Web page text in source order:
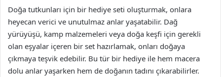
Doğa tutkunları için bir hediye seti oluşturmak, onlara
heyecan verici ve unutulmaz anlar yaşatabilir. Dağ
yürüyüşü, kamp malzemeleri veya doğa keşfi için gerekli
olan eşyalar içeren bir set hazırlamak, onları doğaya
çıkmaya teşvik edebilir. Bu tür bir hediye ile hem macera
dolu anlar yaşarken hem de doğanın tadını çıkarabilirler.